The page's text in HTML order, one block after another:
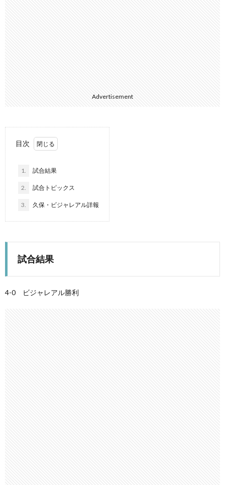
Advertisement
目次
1. 試合結果
2. 試合トピックス
3. 久保・ビジャレアル詳報
試合結果
4-0 ビジャレアル勝利